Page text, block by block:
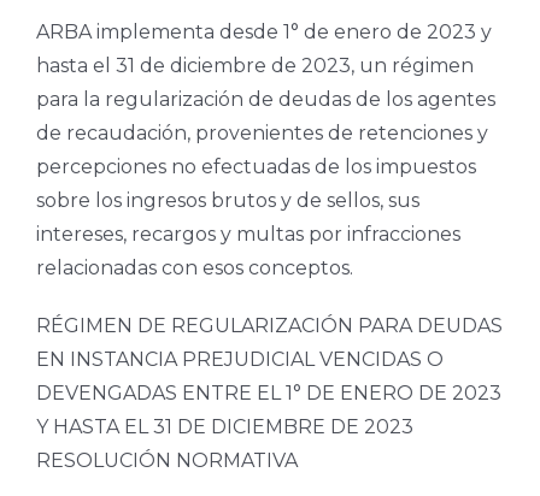
ARBA implementa desde 1° de enero de 2023 y
hasta el 31 de diciembre de 2023, un régimen
para la regularización de deudas de los agentes
de recaudación, provenientes de retenciones y
percepciones no efectuadas de los impuestos
sobre los ingresos brutos y de sellos, sus
intereses, recargos y multas por infracciones
relacionadas con esos conceptos.
RÉGIMEN DE REGULARIZACIÓN PARA DEUDAS
EN INSTANCIA PREJUDICIAL VENCIDAS O
DEVENGADAS ENTRE EL 1° DE ENERO DE 2023
Y HASTA EL 31 DE DICIEMBRE DE 2023
RESOLUCIÓN NORMATIVA